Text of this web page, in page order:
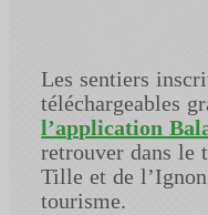
Les sentiers
téléchargeables
l’application
retrouver dans le
Tille et de
tourisme.